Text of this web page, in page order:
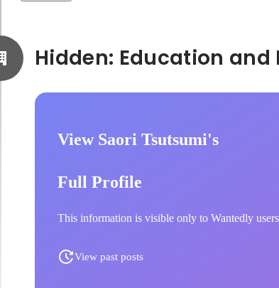
View Saori Tsutsumi's
Full Profile
This information is visible only to Wantedly
View past posts